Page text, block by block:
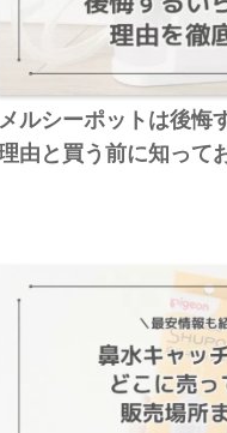
メルシーポットは後悔
由と買う前に知って